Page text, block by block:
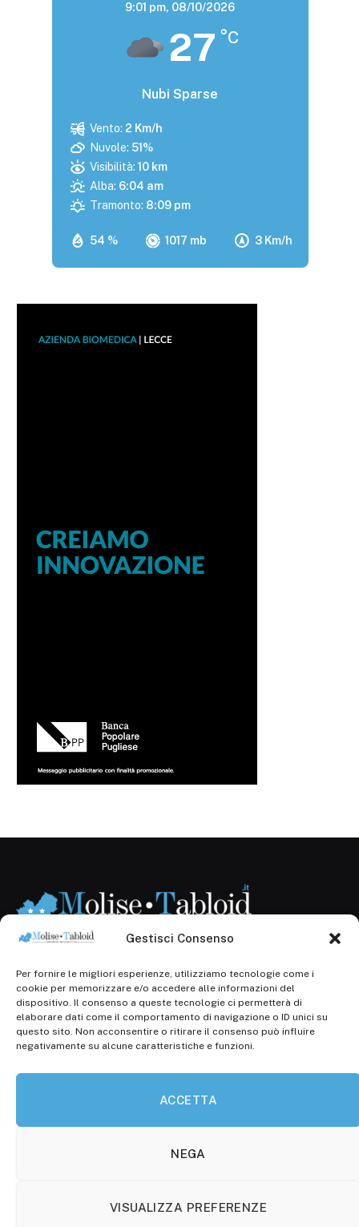
Gestisci Consenso
Per fornire le migliori esperienze, utilizziamo tecnologie come i
cookie per memorizzare e/o accedere alle informazioni del
dispositivo. Il consenso a queste tecnologie ci permetterà di
elaborare dati come il comportamento di navigazione o ID unici su
questo sito. Non acconsentire o ritirare il consenso può influire
negativamente su alcune caratteristiche e funzioni.
ACCETTA
NEGA
VISUALIZZA PREFERENZE
9:01 pm, 08/10/2026
27 °C
Nubi Sparse
54 % 1017 mb 3 Km/h
Vento: 2 Km/h
Nuvole: 51%
Visibilità: 10 km
Alba: 6:04 am
Tramonto: 8:09 pm
Registr. presso il Tribunale di Campobasso: 3/2013 del
14.11.2013, Cron. 1254
Roc: iscrizione n° 25549 (Prot. 1138/com/15 del
30.04.2015)
P.Iva: 01707150700